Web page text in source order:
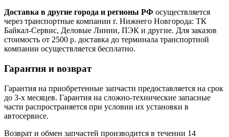
Доставка в другие города и регионы РФ осуществляется
через транспортные компании г. Нижнего Новгорода: ТК
Байкал-Сервис, Деловые Линии, ПЭК и другие. Для заказов
стоимость от 2500 р. доставка до терминала транспортной
компании осуществляется бесплатно.
Гарантия и возврат
Гарантия на приобретенные запчасти предоставляется на срок
до 3-х месяцев. Гарантия на сложно-технические запасные
части распространяется при условии их установки в
автосервисе.
Возврат и обмен запчастей производится в течении 14